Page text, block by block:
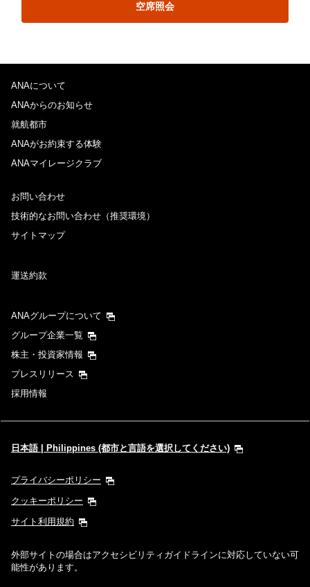
空席照会
ANAについて
ANAからのお知らせ
就航都市
ANAがお約束する体験
ANAマイレージクラブ
お問い合わせ
技術的なお問い合わせ（推奨環境）
サイトマップ
運送約款
ANAグループについて
グループ企業一覧
株主・投資家情報
プレスリリース
採用情報
日本語 | Philippines (都市と言語を選択してください)
プライバシーポリシー
クッキーポリシー
サイト利用規約
外部サイトの場合はアクセシビリティガイドラインに対応していない可
能性があります。